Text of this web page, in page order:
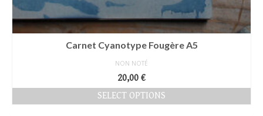
Carnet Cyanotype Fougère A5
NON NOTÉ
20,00 €
SELECT OPTIONS